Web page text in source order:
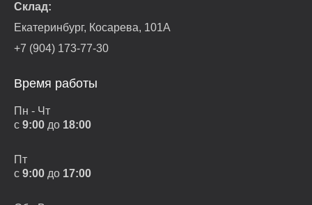
Склад:
Екатеринбург, Косарева, 101А
+7 (904) 173-77-30
Время работы
Пн - Чт
с 9:00 до 18:00
Пт
с 9:00 до 17:00